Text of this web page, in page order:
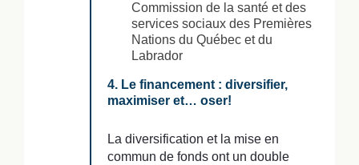
Commission de la santé et des
services sociaux des Premières
Nations du Québec et du
Labrador
4. Le financement : diversifier,
maximiser et… oser!
La diversification et la mise en
commun de fonds ont un double